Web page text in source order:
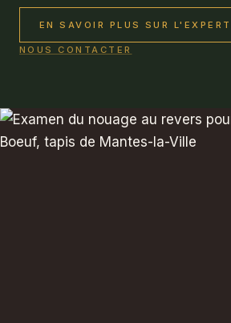
EN SAVOIR PLUS SUR
NOUS CONTACTER